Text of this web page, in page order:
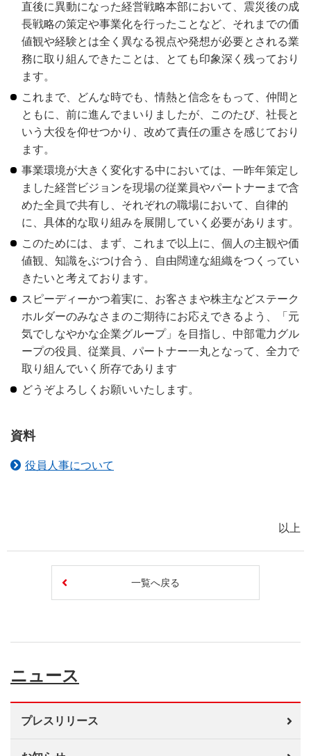
直後に異動になった経営戦略本部において、震災後の成
長戦略の策定や事業化を行ったことなど、それまでの価
値観や経験とは全く異なる視点や発想が必要とされる業
務に取り組んできたことは、とても印象深く残っており
ます。
これまで、どんな時でも、情熱と信念をもって、仲間と
ともに、前に進んでまいりましたが、このたび、社長と
いう大役を仰せつかり、改めて責任の重さを感じており
ます。
事業環境が大きく変化する中においては、一昨年策定し
ました経営ビジョンを現場の従業員やパートナーまで含
めた全員で共有し、それぞれの職場において、自律的
に、具体的な取り組みを展開していく必要があります。
このためには、まず、これまで以上に、個人の主観や価
値観、知識をぶつけ合う、自由闊達な組織をつくってい
きたいと考えております。
スピーディーかつ着実に、お客さまや株主などステーク
ホルダーのみなさまのご期待にお応えできるよう、「元
気でしなやかな企業グループ」を目指し、中部電力グル
ープの役員、従業員、パートナー一丸となって、全力で
取り組んでいく所存であります
どうぞよろしくお願いいたします。
資料
役員人事について
以上
一覧へ戻る
ニュース
プレスリリース